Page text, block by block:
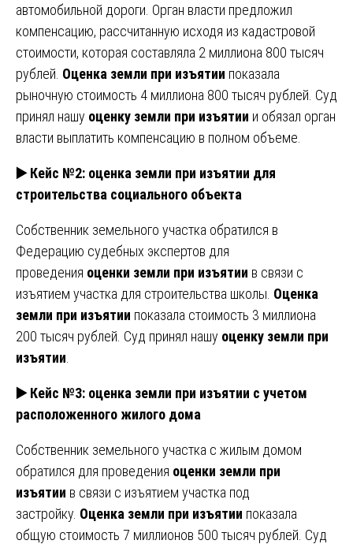
автомобильной дороги. Орган власти предложил
компенсацию, рассчитанную исходя из кадастровой
стоимости, которая составляла 2 миллиона 800 тысяч
рублей. Оценка земли при изъятии показала
рыночную стоимость 4 миллиона 800 тысяч рублей. Суд
принял нашу оценку земли при изъятии и обязал орган
власти выплатить компенсацию в полном объеме.
▶️ Кейс №2: оценка земли при изъятии для
строительства социального объекта
Собственник земельного участка обратился в
Федерацию судебных экспертов для
проведения оценки земли при изъятии в связи с
изъятием участка для строительства школы. Оценка
земли при изъятии показала стоимость 3 миллиона
200 тысяч рублей. Суд принял нашу оценку земли при
изъятии
▶️ Кейс №3: оценка земли при изъятии с учетом
расположенного жилого дома
Собственник земельного участка с жилым домом
обратился для проведения оценки земли при
изъятии в связи с изъятием участка под
застройку. Оценка земли при изъятии показала
общую стоимость 7 миллионов 500 тысяч рублей. Суд